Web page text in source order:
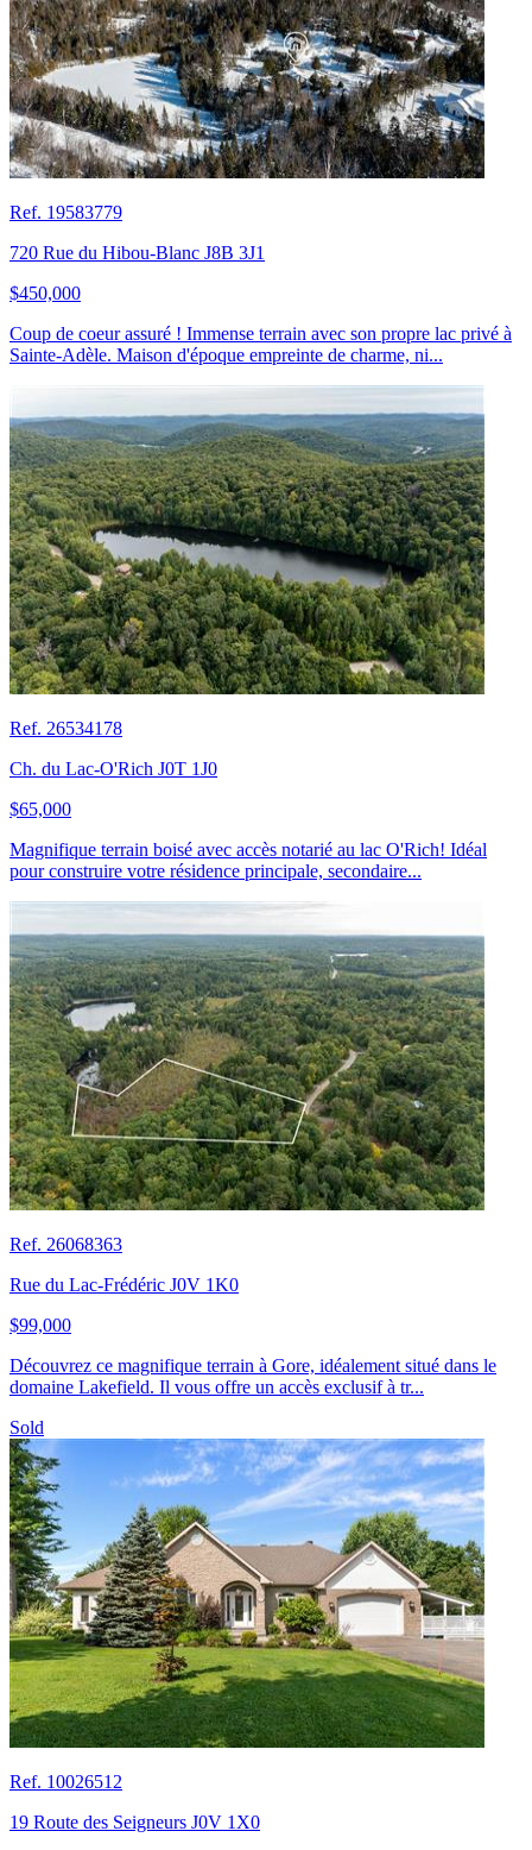
Ref. 19583779
720 Rue du Hibou-Blanc J8B 3J1
$450,000
Coup de coeur assuré ! Immense terrain avec son propre lac privé à
Sainte-Adèle. Maison d'époque empreinte de charme, ni...
Ref. 26534178
Ch. du Lac-O'Rich J0T 1J0
$65,000
Magnifique terrain boisé avec accès notarié au lac O'Rich! Idéal
pour construire votre résidence principale, secondaire...
Ref. 26068363
Rue du Lac-Frédéric J0V 1K0
$99,000
Découvrez ce magnifique terrain à Gore, idéalement situé dans le
domaine Lakefield. Il vous offre un accès exclusif à tr...
Sold
Ref. 10026512
19 Route des Seigneurs J0V 1X0